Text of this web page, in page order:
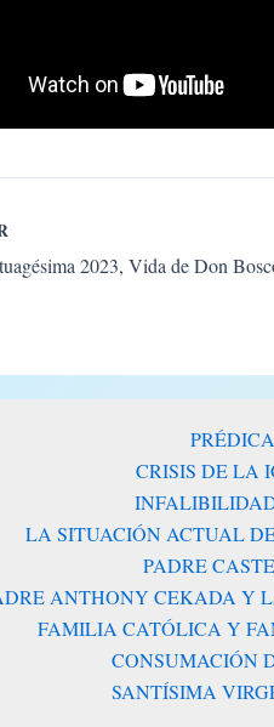
2023, Vida de Don
CRISIS DE LA
LA SITUACIÓN ACTUAL
PADRE
ANTHONY CEKADA Y
FAMILIA CATÓLICA Y
CONSUMACIÓN
SANTÍSIMA